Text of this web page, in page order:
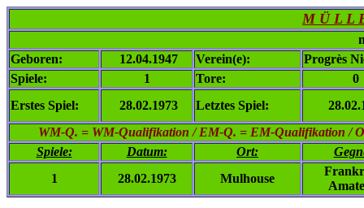
M Ü L L
Geboren:
12.04.1947 Verein(e):
Progrès
Spiele:
1 Tore:
0
Erstes Spiel:
28.02.1973 Letztes Spiel:
WM-Q. = WM-Qualifikation / EM-Q. = EM-Qualifikation /
Spiele:
Datum: Ort:
1
28.02.1973 Mulhouse